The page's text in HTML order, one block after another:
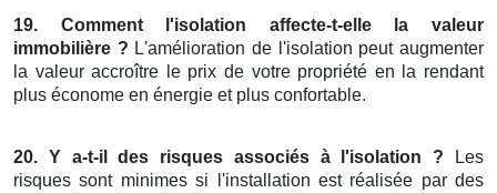
19. Comment l'isolation affecte-t-elle la valeur
immobilière ? L'amélioration de l'isolation peut augmenter
la valeur accroître le prix de votre propriété en la rendant
plus économe en énergie et plus confortable.
20. Y a-t-il des risques associés à l'isolation ? Les
risques sont minimes si l'installation est réalisée par des